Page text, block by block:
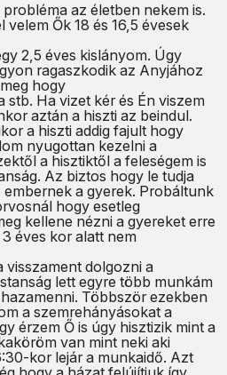
az életben nekem is.
velem Ők 18 és 16,5 évesek
2,5 éves kislányom. Úgy
ragaszkodik az Anyjához
hogy
Ha vizet kér és Én viszem
aztán a hiszti az beindul.
a hiszti addig fajult hogy
nyugottan kezelni a
a hisztiktől a feleségem is
Az biztos hogy le tudja
a gyerek. Probáltunk
hogy esetleg
kellene nézni a gyereket erre
éves kor alatt nem
visszament dolgozni a
lett egyre több munkám
Többször ezekben
a szemrehányásokat a
érzem Ő is úgy hisztizik mint a
van mint neki aki
kor lejár a munkaidő. Azt